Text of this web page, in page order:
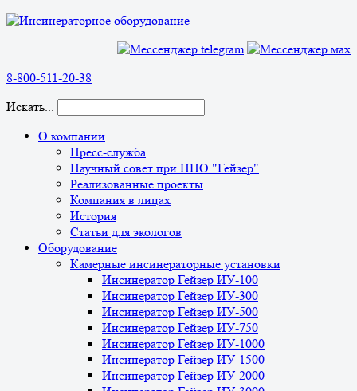
8-800-511-20-38
Искать...
О компании
Пресс-служба
Научный совет при НПО "Гейзер"
Реализованные проекты
Компания в лицах
История
Статьи для экологов
Оборудование
Камерные инсинераторные установки
Инсинератор Гейзер ИУ-100
Инсинератор Гейзер ИУ-300
Инсинератор Гейзер ИУ-500
Инсинератор Гейзер ИУ-750
Инсинератор Гейзер ИУ-1000
Инсинератор Гейзер ИУ-1500
Инсинератор Гейзер ИУ-2000